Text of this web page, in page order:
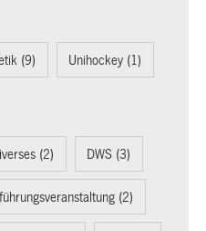
(9) Unihockey (1)
(2) DWS (3)
(2)